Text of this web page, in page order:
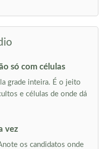
só com células
grade inteira. É o jeito
e células de onde dá
vez
os candidatos onde